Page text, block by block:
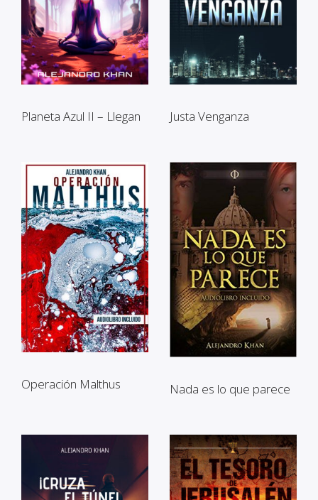
Planeta Azul II – Llegan Justa Venganza
Operación Malthus Nada es lo que parece